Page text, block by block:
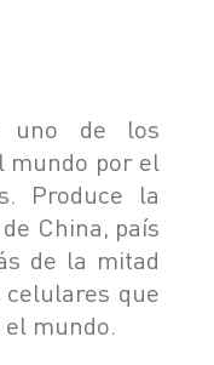
uno de los
mundo por el
Produce la
China, país
de la mitad
que
mundo.